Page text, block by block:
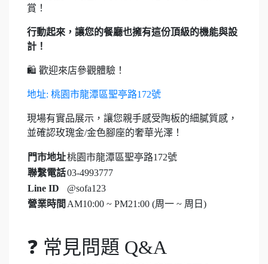
賞！
行動起來，讓您的餐廳也擁有這份頂級的機能與設
計！
🛍️ 歡迎來店參觀體驗！
地址: 桃園市龍潭區聖亭路172號
現場有實品展示，讓您親手感受陶板的細膩質感，
並確認玫瑰金/金色腳座的奢華光澤！
門市地址桃園市龍潭區聖亭路172號
聯繫電話03-4993777
Line ID
@sofa123
營業時間 AM10:00 ~ PM21:00 (周一 ~ 周日)
❓ 常見問題 Q&A